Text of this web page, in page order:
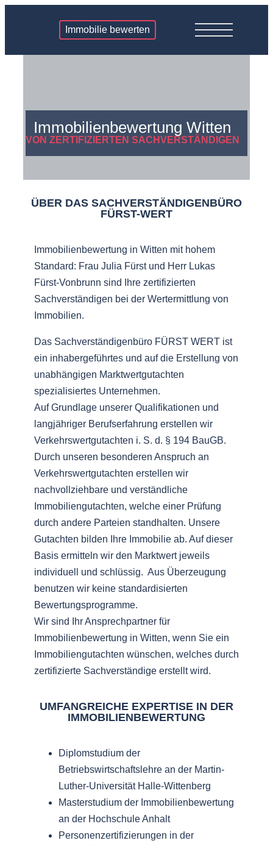
Immobilie bewerten
Immobilienbewertung Witten
VON ZERTIFIZIERTEN SACHVERSTÄNDIGEN
ÜBER DAS SACHVERSTÄNDIGENBÜRO
FÜRST-WERT
Immobilienbewertung in Witten mit hohem
Standard: Frau Julia Fürst und Herr Lukas
Fürst-Vonbrunn sind Ihre zertifizierten
Sachverständigen bei der Wertermittlung von
Immobilien.
Das Sachverständigenbüro FÜRST WERT ist
ein inhabergeführtes und auf die Erstellung von
unabhängigen Marktwertgutachten
spezialisiertes Unternehmen.
Auf Grundlage unserer Qualifikationen und
langjähriger Berufserfahrung erstellen wir
Verkehrswertgutachten i. S. d. § 194 BauGB.
Durch unseren besonderen Anspruch an
Verkehrswertgutachten erstellen wir
nachvollziehbare und verständliche
Immobiliengutachten, welche einer Prüfung
durch andere Parteien standhalten. Unsere
Gutachten bilden Ihre Immobilie ab. Auf dieser
Basis ermitteln wir den Marktwert jeweils
individuell und schlüssig. Aus Überzeugung
benutzen wir keine standardisierten
Bewertungsprogramme.
Wir sind Ihr Ansprechpartner für
Immobilienbewertung in Witten, wenn Sie ein
Immobiliengutachten wünschen, welches durch
zertifizierte Sachverständige erstellt wird.
UMFANGREICHE EXPERTISE IN DER
IMMOBILIENBEWERTUNG
Diplomstudium der
Betriebswirtschaftslehre an der Martin-
Luther-Universität Halle-Wittenberg
Masterstudium der Immobilienbewertung
an der Hochschule Anhalt
Personenzertifizierungen in der